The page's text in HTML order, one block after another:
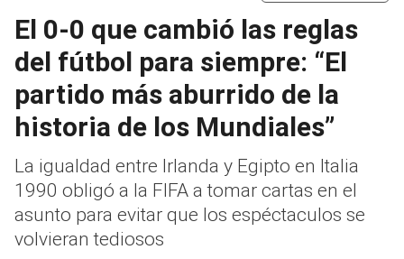
El 0-0 que cambió las reglas
del fútbol para siempre: “El
partido más aburrido de la
historia de los Mundiales”
La igualdad entre Irlanda y Egipto en Italia
1990 obligó a la FIFA a tomar cartas en el
asunto para evitar que los espéctaculos se
volvieran tediosos